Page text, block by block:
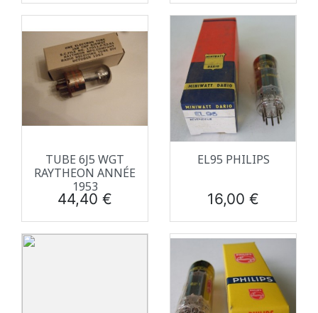
TUBE 6J5 WGT
RAYTHEON ANNÉE
1953
Prix
44,40 €
EL95 PHILIPS
Prix
16,00 €